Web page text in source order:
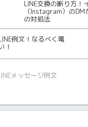
LINE交換の断り方！
（Instagram）の
の対処法
例文！なるべく電
！
メッセージ例文